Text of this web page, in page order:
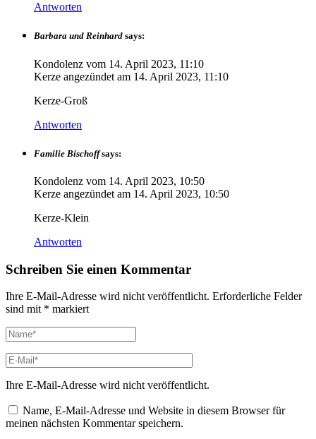
Antworten
Barbara und Reinhard says:
Kondolenz vom 14. April 2023, 11:10
Kerze angezündet am 14. April 2023, 11:10
Kerze-Groß
Antworten
Familie Bischoff says:
Kondolenz vom 14. April 2023, 10:50
Kerze angezündet am 14. April 2023, 10:50
Kerze-Klein
Antworten
Schreiben Sie einen Kommentar
Ihre E-Mail-Adresse wird nicht veröffentlicht. Erforderliche Felder
sind mit * markiert
Ihre E-Mail-Adresse wird nicht veröffentlicht.
Name, E-Mail-Adresse und Website in diesem Browser für
meinen nächsten Kommentar speichern.